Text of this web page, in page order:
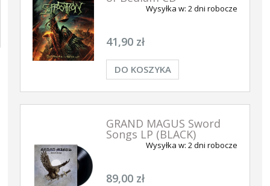
Wysyłka w: 2 dni robocze
41,90 zł
DO KOSZYKA
GRAND MAGUS Sword
Songs LP (BLACK)
Wysyłka w: 2 dni robocze
89,00 zł